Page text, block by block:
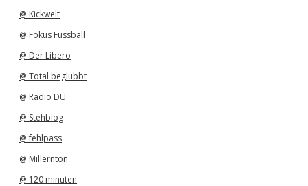
@ Kickwelt
@ Fokus Fussball
@ Der Libero
@ Total beglubbt
@ Radio DU
@ Stehblog
@ fehlpass
@ Millernton
@ 120 minuten